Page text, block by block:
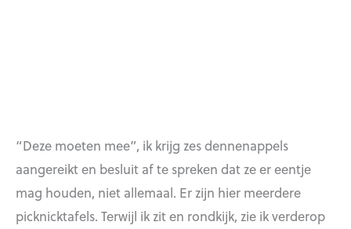
“Deze moeten mee”, ik krijg zes dennenappels
aangereikt en besluit af te spreken dat ze er eentje
mag houden, niet allemaal. Er zijn hier meerdere
picknicktafels. Terwijl ik zit en rondkijk, zie ik verderop